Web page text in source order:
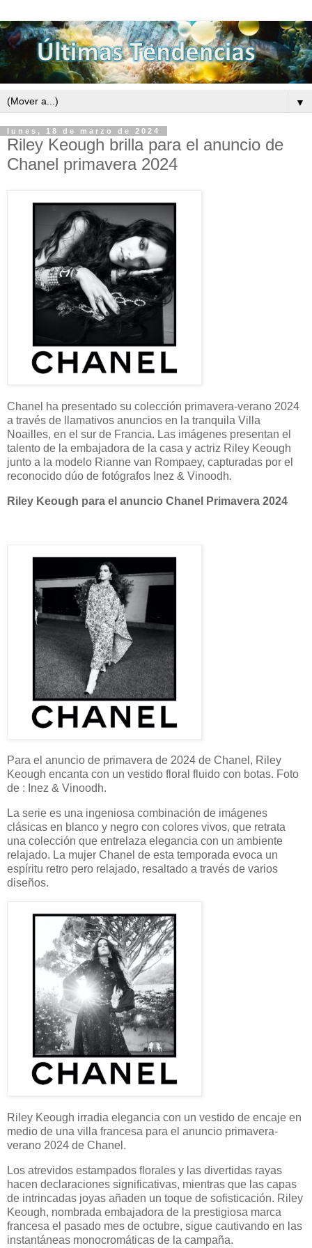
▼
lunes, 18 de marzo de 2024
Riley Keough brilla para el anuncio de
Chanel primavera 2024
Chanel ha presentado su colección primavera-verano 2024
a través de llamativos anuncios en la tranquila Villa
Noailles, en el sur de Francia. Las imágenes presentan el
talento de la embajadora de la casa y actriz Riley Keough
junto a la modelo Rianne van Rompaey, capturadas por el
reconocido dúo de fotógrafos Inez & Vinoodh.
Riley Keough para el anuncio Chanel Primavera 2024
Para el anuncio de primavera de 2024 de Chanel, Riley
Keough encanta con un vestido floral fluido con botas. Foto
de : Inez & Vinoodh.
La serie es una ingeniosa combinación de imágenes
clásicas en blanco y negro con colores vivos, que retrata
una colección que entrelaza elegancia con un ambiente
relajado. La mujer Chanel de esta temporada evoca un
espíritu retro pero relajado, resaltado a través de varios
diseños.
Riley Keough irradia elegancia con un vestido de encaje en
medio de una villa francesa para el anuncio primavera-
verano 2024 de Chanel.
Los atrevidos estampados florales y las divertidas rayas
hacen declaraciones significativas, mientras que las capas
de intrincadas joyas añaden un toque de sofisticación. Riley
Keough, nombrada embajadora de la prestigiosa marca
francesa el pasado mes de octubre, sigue cautivando en las
instantáneas monocromáticas de la campaña.